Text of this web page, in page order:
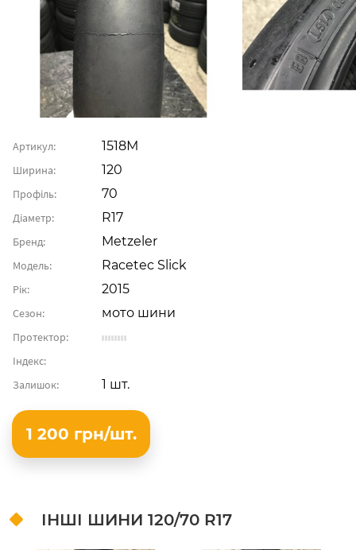
Артикул: 1518М
Ширина: 120
Профіль: 70
Діаметр: R17
Бренд: Metzeler
Модель: Racetec Slick
Рік: 2015
Сезон: мото шини
Протектор:
Індекс:
Залишок:
1 шт.
1 200 грн/шт.
ІНШІ ШИНИ 120/70 R17